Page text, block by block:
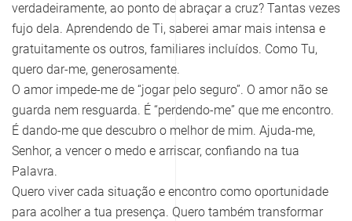
verdadeiramente, ao ponto de abraçar a cruz? Tantas vezes
fujo dela. Aprendendo de Ti, saberei amar mais intensa e
gratuitamente os outros, familiares incluídos. Como Tu,
quero dar-me, generosamente.
O amor impede-me de “jogar pelo seguro”. O amor não se
guarda nem resguarda. É “perdendo-me” que me encontro.
É dando-me que descubro o melhor de mim. Ajuda-me,
Senhor, a vencer o medo e arriscar, confiando na tua
Palavra.
Quero viver cada situação e encontro como oportunidade
para acolher a tua presença. Quero também transformar